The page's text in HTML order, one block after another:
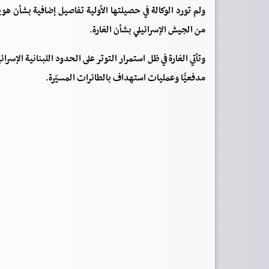
ولم تورد الوكالة في حصيلتها الأولية تفاصيل إضافية
من الجيش الإسرائيلي بشأن الغارة.
وتأتي الغارة في ظل استمرار التوتر على الحدود
مدفعيًّا وعمليات استهداف بالطائرات المسيّرة.